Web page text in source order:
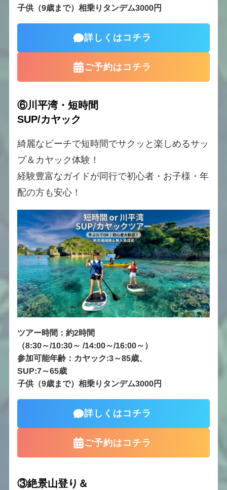
子供（9歳まで）相乗りタンデム3000円
詳しくはコチラ
ご予約はコチラ
⑥川平湾・短時間
SUP/カヤック
綺麗なビーチで短時間でサクッと楽しめるサッ
プ＆カヤック体験！
経験豊富なガイドが同行で初心者・お子様・年
配の方も安心！
ツアー時間：約2時間
（8:30～/10:30～/14:00～/16:00～）
参加可能年齢：カヤック:3～85歳、
SUP:7～65歳
子供（9歳まで）相乗りタンデム3000円
詳しくはコチラ
ご予約はコチラ
③絶景山登り＆